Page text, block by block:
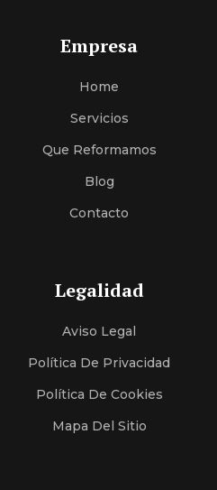
Empresa
Home
ServiciOS
Que Reformamos
Blog
Contacto
Legalidad
Aviso Legal
Política De Privacidad
Política De Cookies
Mapa Del Sitio